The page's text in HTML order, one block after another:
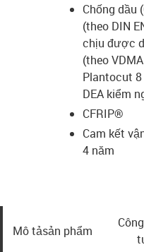
Chống dầu
(theo DIN
chịu được
(theo
Plantocut
DEA kiểm
CFRIP®
Cam kết
4 năm
Mô tả­sản phẩm